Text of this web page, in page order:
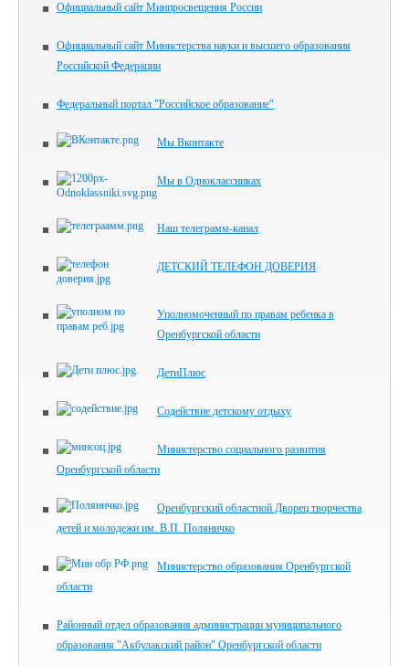
Официальный сайт Минпросвещения России
Официальный сайт Министерства науки и высшего образования
Российской Федерации
Федеральный портал "Российское образование"
Мы Вконтакте
Мы в Одноклассниках
Наш телеграмм-канал
ДЕТСКИЙ ТЕЛЕФОН ДОВЕРИЯ
Уполномоченный по правам ребенка в
Оренбургской области
ДетиПлюс
Содействие детскому отдыху
Министерство социального развития
Оренбургской области
Оренбургский областной Дворец творчества
детей и молодежи им. В.П. Поляничко
Министерство образования Оренбургской
области
Районный отдел образования администрации муниципального
образования "Акбулакский район" Оренбургской области